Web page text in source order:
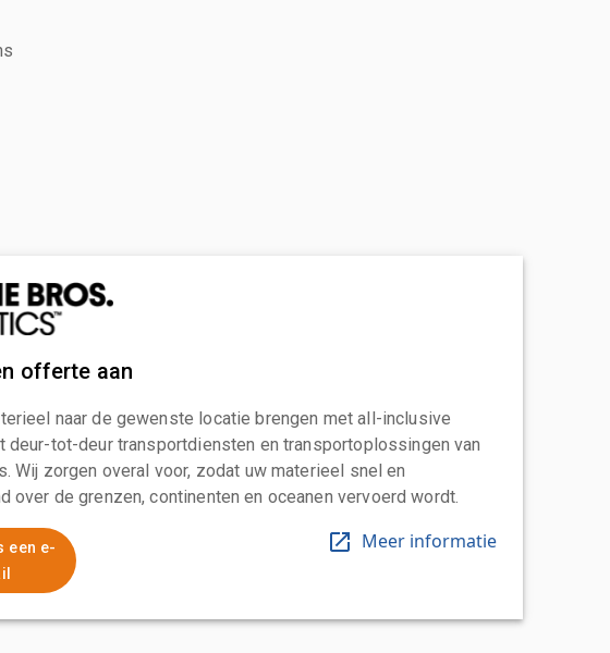
offerte aan
naar de gewenste locatie brengen met all-inclusive
deur-tot-deur transportdiensten en transportoplossingen van
Wij zorgen overal voor, zodat uw materieel snel en
over de grenzen, continenten en oceanen vervoerd wordt.
een e-
Meer informatie